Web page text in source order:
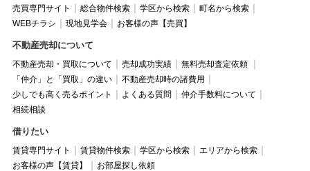
売買専門サイト 総合物件検索 学区から検索
町名から検索
WEBチラシ
現地見学会 お客様の声【売買】
不動産売却について
不動産売却・買取について 売却成功実績
無料売却査定依頼
「仲介」と「買取」の違い
不動産売却時の諸費用
少しでも高く売るポイント
よくある質問
仲介手数料について
相続相談
借りたい
賃貸専門サイト 賃貸物件検索 学区から検索
エリアから検索
お客様の声【賃貸】
お部屋探し依頼